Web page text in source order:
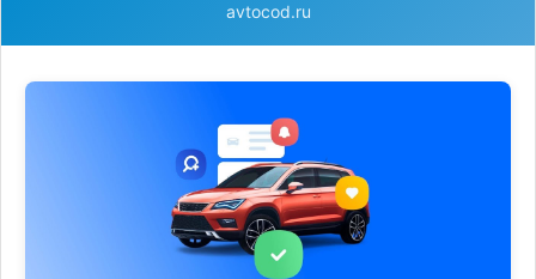
avtocod.ru